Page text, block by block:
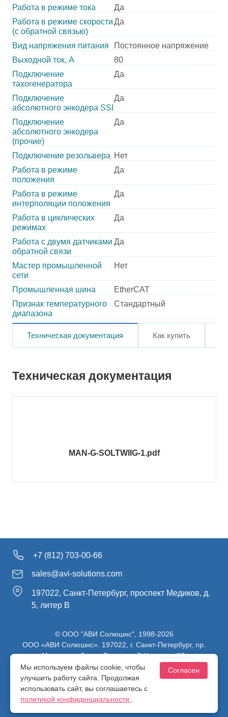
Работа в режиме тока
Да
Работа в режиме скорости
(с обратной связью)
Да
Вид напряжения питания
Постоянное напряжение
Выходной ток, А
80
Подключение
тахогенератора
Да
Подключение
абсолютного энкодера SSI
Да
Подключение
абсолютного энкодера
(прочие)
Да
Подключение резольвера Нет
Работа в режиме
положения
Да
Работа в режиме
интерполяции положения
Да
Работа в циклических
режимах
Да
Работа с двумя датчиками
обратной связи
Да
Мастер промышленной
сети
Нет
Промышленная шина
EtherCAT
Признак температурного
диапазона
Стандартный
Техническая документация Как купить
Техническая документация
MAN-G-SOLTWIIG-1.pdf
+7 (812) 703-00-66
sales@avi-solutions.com
197022, Санкт-Петербург, проспект Медиков, д.
5, литер В
© ООО "АВИ Солюшнс", 1998-2026
ООО «АВИ Солюшнс». 197022, г. Санкт-Петербург, пр.
Медиков, д.5, лит. В, ч. пом. 7-Н, ч. ком. 82.
ИНН 7813470830 / КПП 781301001 / ОГРН 1107847137980
Политика конфиденциальности
Мы используем файлы cookie, чтобы
улучшить работу сайта. Продолжая
использовать сайт, вы соглашаетесь с
политикой конфиденциальности
Согласен